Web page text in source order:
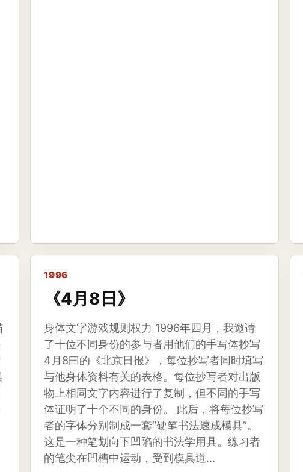
1996
《4月8日》
身体文字游戏规则权力 1996年四月，我邀请
了十位不同身份的参与者用他们的手写体抄写
4月8曰的《北京日报》，每位抄写者同时填写
与他身体资料有关的表格。每位抄写者对出版
物上相同文字内容进行了复制，但不同的手写
体证明了十个不同的身份。 此后，将每位抄写
者的字体分别制成一套“硬笔书法速成模具”。
这是一种笔划向下凹陷的书法学用具。练习者
的笔尖在凹槽中运动，受到模具道...